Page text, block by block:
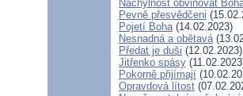
Náchylnost obviňovat
Pevně přesvědčeni
Pojetí Boha(14.02.2023)
Nesnadná a obětavá
Předat je duši (12.02.2023)
Jitřenko spásy
Pokorně přijímají
Opravdová lítost